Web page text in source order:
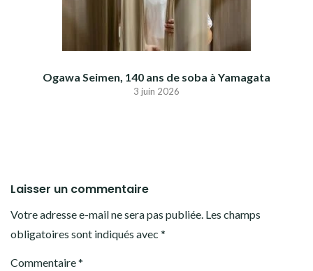
Ogawa Seimen, 140 ans de soba à Yamagata
3 juin 2026
Laisser un commentaire
Votre adresse e-mail ne sera pas publiée. Les champs
obligatoires sont indiqués avec *
Commentaire*